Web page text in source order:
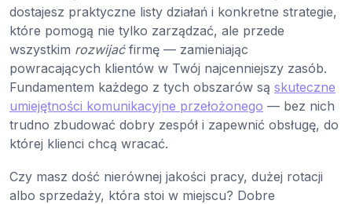
dostajesz praktyczne listy działań i konkretne strategie,
które pomogą nie tylko zarządzać, ale przede
wszystkim rozwijaćfirmę — zamieniając
powracających klientów w Twój najcenniejszy zasób.
Fundamentem każdego z tych obszarów są skuteczne
umiejętności komunikacyjne przełożonego — bez nich
trudno zbudować dobry zespół i zapewnić obsługę, do
której klienci chcą wracać.
Czy masz dość nierównej jakości pracy, dużej rotacji
albo sprzedaży, która stoi w miejscu? Dobre